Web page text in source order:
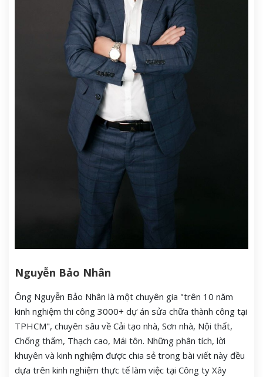
Nguyễn Bảo Nhân
Ông Nguyễn Bảo Nhân là một chuyên gia "trên 10 năm
kinh nghiệm thi công 3000+ dự án sửa chữa thành công tại
TPHCM", chuyên sâu về Cải tạo nhà, Sơn nhà, Nội thất,
Chống thấm, Thạch cao, Mái tôn. Những phân tích, lời
khuyên và kinh nghiệm được chia sẻ trong bài viết này đều
dựa trên kinh nghiệm thực tế làm việc tại Công ty Xây